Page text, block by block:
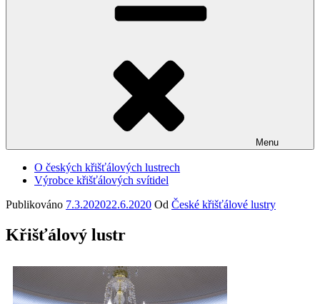
Menu
O českých křišťálových lustrech
Výrobce křišťálových svítidel
Publikováno 7.3.202022.6.2020 Od České křišťálové lustry
Křišťálový lustr